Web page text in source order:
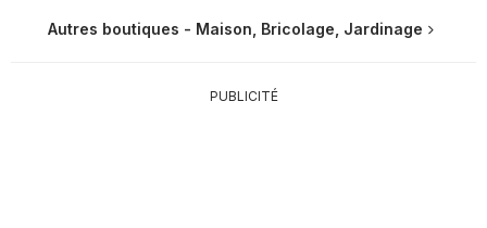
Autres boutiques - Maison, Bricolage, Jardinage
PUBLICITÉ